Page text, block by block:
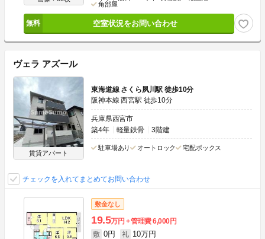
角部屋
空室状況をお問い合わせ
ヴェラ アズール
賃貸アパート
東海道線 さくら夙川駅 徒歩10分
阪神本線 西宮駅 徒歩10分
兵庫県西宮市
築4年
軽量鉄骨 3階建
駐車場あり オートロック 宅配ボックス
チェックを入れてまとめてお問い合わせ
敷金なし
19.5万円 管理費6,000円
敷 0円 礼 10万円